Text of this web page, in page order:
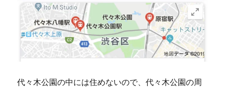
代々木公園の中には住めないので、代々木公園の周